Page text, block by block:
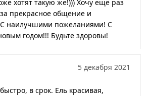
хотят такую же!))) Хочу ещё раз
прекрасное общение и
наилучшими пожеланиями! С
годом!!! Будьте здоровы!
5 декабря 2021
в срок. Ель красивая,